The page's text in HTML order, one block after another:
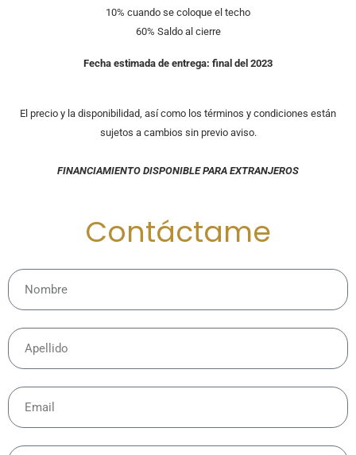
10% cuando se coloque el techo
60% Saldo al cierre
Fecha estimada de entrega: final del 2023
El precio y la disponibilidad, así como los términos y condiciones están
sujetos a cambios sin previo aviso.
FINANCIAMIENTO DISPONIBLE PARA EXTRANJEROS
Contáctame